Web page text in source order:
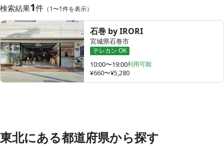
いい会議室（会議室専用スペース）
FCオーナー募集
コワーキング運営DXシステム
E Solution
検索結果1件 （1〜1件を表示）
石巻 by IRORI
宮城県石巻市
テレカン OK
10:00〜19:00利用可能
¥660〜¥5,280
東北にある都道府県から探す